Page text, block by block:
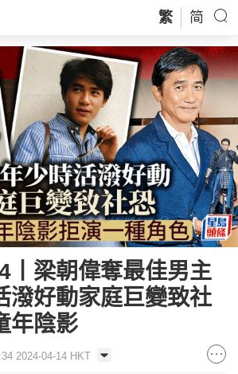
繁 简
丨梁朝偉奪最佳男主
潑好動家庭巨變致社
年陰影
2024-04-14 HKT